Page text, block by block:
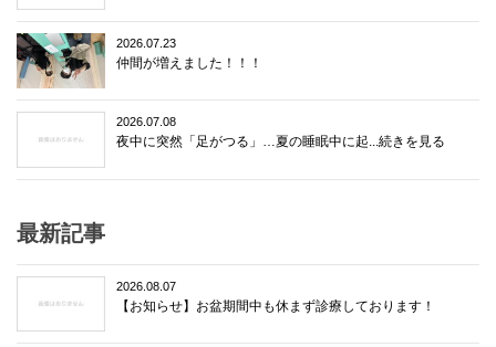
2026.07.23
仲間が増えました！！！
2026.07.08
夜中に突然「足がつる」…夏の睡眠中に起...続きを見る
最新記事
2026.08.07
【お知らせ】お盆期間中も休まず診療しております！